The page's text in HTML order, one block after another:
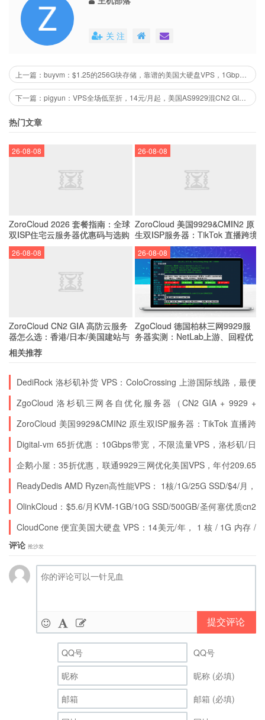
关 注
热门文章
ZoroCloud 2026 套餐指南：全球
双ISP住宅云服务器优惠码与选购
攻略
26-08-08
ZoroCloud 美国9929&CMIN2 原
生双ISP服务器：TikTok 直播跨境
电商住宅IP套餐分析
26-08-08
ZoroCloud CN2 GIA 高防云服务
器怎么选：香港/日本/美国建站与
防DDOS完整指南
26-08-08
ZgoCloud 德国柏林三网9929服
务器实测：NetLab上游、回程优
26-08-08
相关推荐
DediRock 洛杉矶补货 VPS：ColoCrossing 上游国际线路，最便
宜的美国洛杉矶机器之一
ZgoCloud 洛杉矶三网各自优化服务器（CN2 GIA + 9929 +
CMIN2）评测数据：回程、解锁与测速实测
ZoroCloud 美国9929&CMIN2 原生双ISP服务器：TikTok 直播跨
境电商住宅IP套餐分析
Digital-vm 65折优惠：10Gbps带宽，不限流量VPS，洛杉矶/日
本/新加坡等8个可选机房
企鹅小屋：35折优惠，联通9929三网优化美国VPS，年付209.65
元起
ReadyDedis AMD Ryzen高性能VPS： 1核/1G/25G SSD/$4/月，
欧美等数据中心，无限流量
OlinkCloud：$5.6/月KVM-1GB/10G SSD/500GB/圣何塞优质cn2
gia vps
CloudCone 便宜美国大硬盘 VPS：14美元/年， 1 核 / 1G 内存 /
55G HDD / 1Gbs@4T 流量
评论 抢沙发
提交评论
QQ号
昵称 (必填)
邮箱 (必填)